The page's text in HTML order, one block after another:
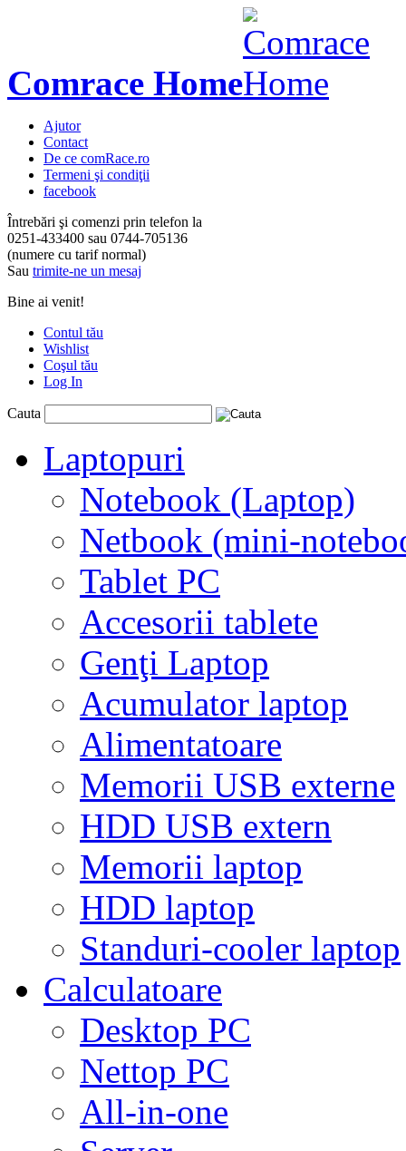
Comrace Home
Ajutor
Contact
De ce comRace.ro
Termeni şi condiţii
facebook
Întrebări şi comenzi prin telefon la
0251-433400 sau 0744-705136
(numere cu tarif normal)
Sau trimite-ne un mesaj
Bine ai venit!
Contul tău
Wishlist
Coşul tău
Log In
Cauta
Laptopuri
Notebook (Laptop)
Netbook (mini-
Tablet PC
Accesorii tablete
Genţi Laptop
Acumulator laptop
Alimentatoare
Memorii USB externe
HDD USB extern
Memorii laptop
HDD laptop
Standuri-cooler laptop
Calculatoare
Desktop PC
Nettop PC
All-in-one